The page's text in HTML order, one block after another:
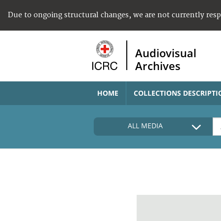
Due to ongoing structural changes, we are not currently
Audiovisual
Archives
HOME COLLECTIONS
ALL MEDIA